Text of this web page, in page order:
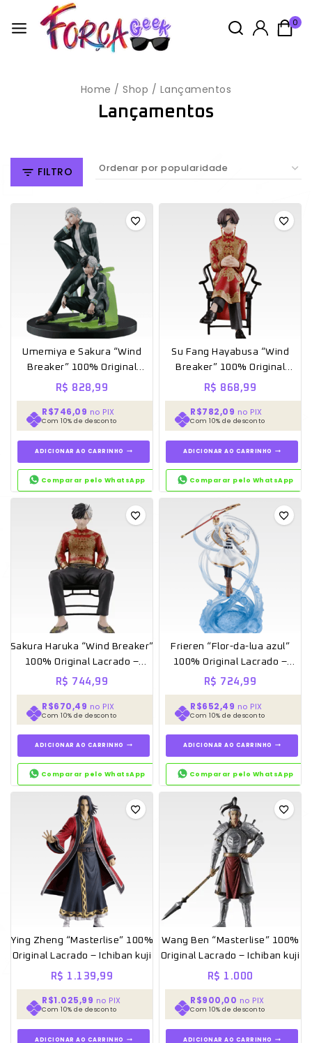
0
Home / Shop / Lançamentos
Lançamentos
FILTRO
Umemiya e Sakura “Wind
Breaker” 100% Original
Lacrado – Ichiban kuji
R$ 828,99
R$746,09 no PIX
Com 10% de desconto
ADICIONAR AO CARRINHO
Comparar pelo WhatsApp
Su Fang Hayabusa “Wind
Breaker” 100% Original
Lacrado – Ichiban kuji
R$ 868,99
R$782,09 no PIX
Com 10% de desconto
ADICIONAR AO CARRINHO
Comparar pelo WhatsApp
Sakura Haruka “Wind Breaker”
100% Original Lacrado –
Ichiban kuji
R$ 744,99
R$670,49 no PIX
Com 10% de desconto
ADICIONAR AO CARRINHO
Comparar pelo WhatsApp
Frieren “Flor-da-lua azul”
100% Original Lacrado –
Ichiban kuji
R$ 724,99
R$652,49 no PIX
Com 10% de desconto
ADICIONAR AO CARRINHO
Comparar pelo WhatsApp
Ying Zheng “Masterlise” 100%
Original Lacrado – Ichiban kuji
R$ 1.139,99
R$1.025,99 no PIX
Com 10% de desconto
ADICIONAR AO CARRINHO
Wang Ben “Masterlise” 100%
Original Lacrado – Ichiban kuji
R$ 1.000
R$900,00 no PIX
Com 10% de desconto
ADICIONAR AO CARRINHO